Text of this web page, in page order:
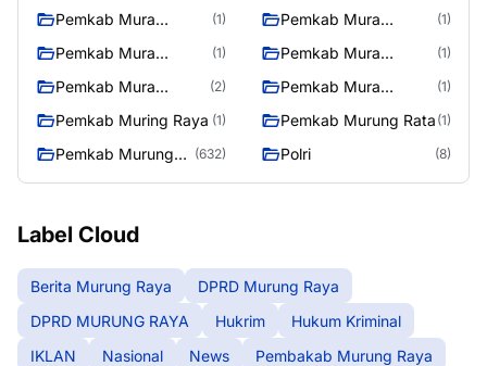
Pemkab Mura
(1)
Pemkab Mura
(1)
Pemkab Mura
(1)
Pemkab Mura
(1)
Pemkab Mura
(2)
Pemkab Mura
(1)
Pemkab Muring Raya (1) Pemkab Murung Rata (1)
Pemkab Murung
(632) Polri (8)
Label Cloud
Berita Murung Raya
DPRD Murung Raya
DPRD MURUNG RAYA
Hukrim
Hukum Kriminal
IKLAN
Nasional News
Pembakab Murung Raya